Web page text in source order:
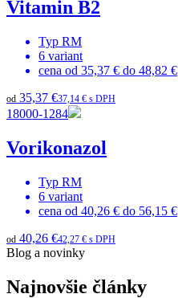
Vitamin B2
Typ RM
6 variant
cena od 35,37 € do 48,82 €
od 35,37 €37,14 € s DPH
18000-1284
Vorikonazol
Typ RM
6 variant
cena od 40,26 € do 56,15 €
od 40,26 €42,27 € s DPH
Blog a novinky
Najnovšie články